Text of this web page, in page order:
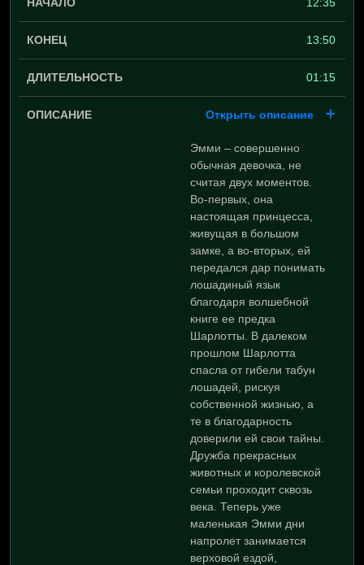
13:50
01:15
Открыть описание
Эмми – совершенно
обычная девочка, не
считая двух моментов.
Во-первых, она
настоящая принцесса,
живущая в большом
замке, а во-вторых, ей
передался дар понимать
лошадиный язык
благодаря волшебной
книге ее предка
Шарлотты. В далеком
прошлом Шарлотта
спасла от гибели табун
лошадей, рискуя
собственной жизнью, а
те в благодарность
доверили ей свои тайны.
Дружба прекрасных
животных и королевской
семьи проходит сквозь
века. Теперь уже
маленькая Эмми дни
напролет занимается
верховой ездой,